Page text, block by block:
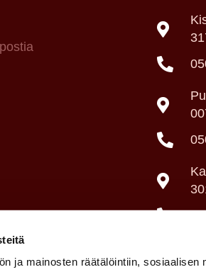
ja mainosten räätälöintiin, sosiaalisen